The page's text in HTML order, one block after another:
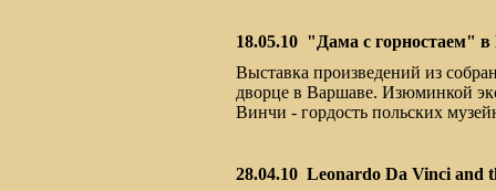
18.05.10 "Дама с горностаем"
Выставка произведений из
дворце в Варшаве. Изюминкой
Винчи - гордость польских
28.04.10 Leonardo Da Vinci and